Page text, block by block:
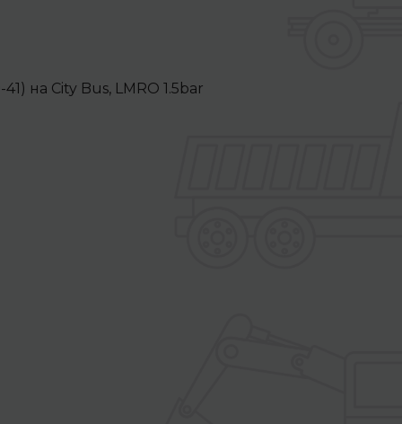
на City Bus, LMRO 1.5bar